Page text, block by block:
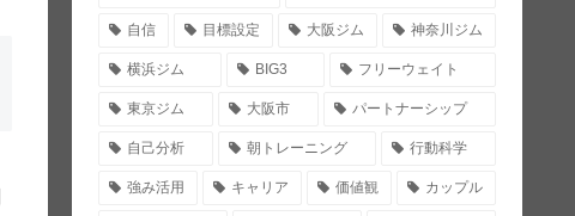
自信 目標設定 大阪ジム 神奈川ジム
横浜ジム BIG3 フリーウェイト
東京ジム 大阪市 パートナーシップ
自己分析 朝トレーニング 行動科学
強み活用 キャリア 価値観 カップル